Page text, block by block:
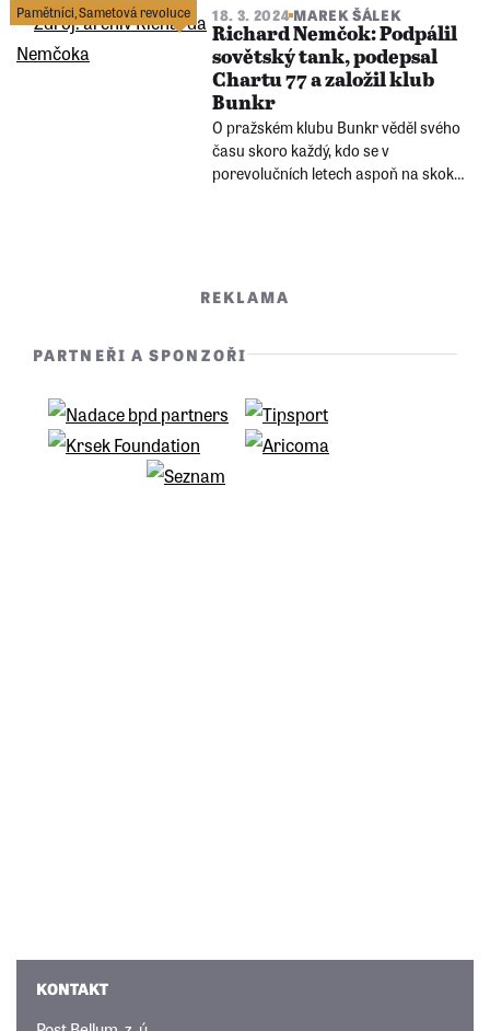
Pamětníci,Sametová revoluce 18. 3. 2024 MAREK ŠÁLEK
Richard Nemčok: Podpálil
sovětský tank, podepsal
Chartu 77 a založil klub
Bunkr
O pražském klubu Bunkr věděl svého
času skoro každý, kdo se v
porevolučních letech aspoň na skok
REKLAMA
PARTNEŘI A SPONZOŘI
KONTAKT